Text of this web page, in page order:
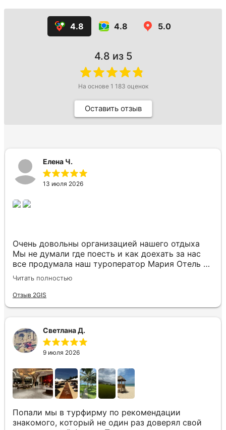
4.8 4.8 5.0
4.8 из 5
На основе 1 183 оценок
Оставить отзыв
Елена Ч.
13 июля 2026
Очень довольны организацией нашего отдыха
Мы не думали где поесть и как доехать за нас
все продумала наш туроператор Мария Отель в
котором мы жили находится в тихом месте в
шаговой доступности большое количество
достопримечательностей и мест где можно
Читать полностью
Отзыв 2GIS
Светлана Д.
9 июля 2026
Попали мы в турфирму по рекомендации
знакомого, который не один раз доверял свой